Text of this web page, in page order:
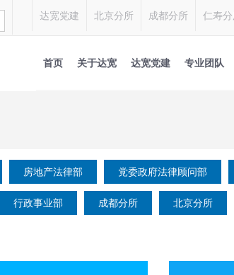
达宽党建 北京分所 成都分所 仁寿
首页 关于达宽 达宽党建 专业团队
房地产法律部 党委政府法律顾问部
行政事业部 成都分所 北京分所